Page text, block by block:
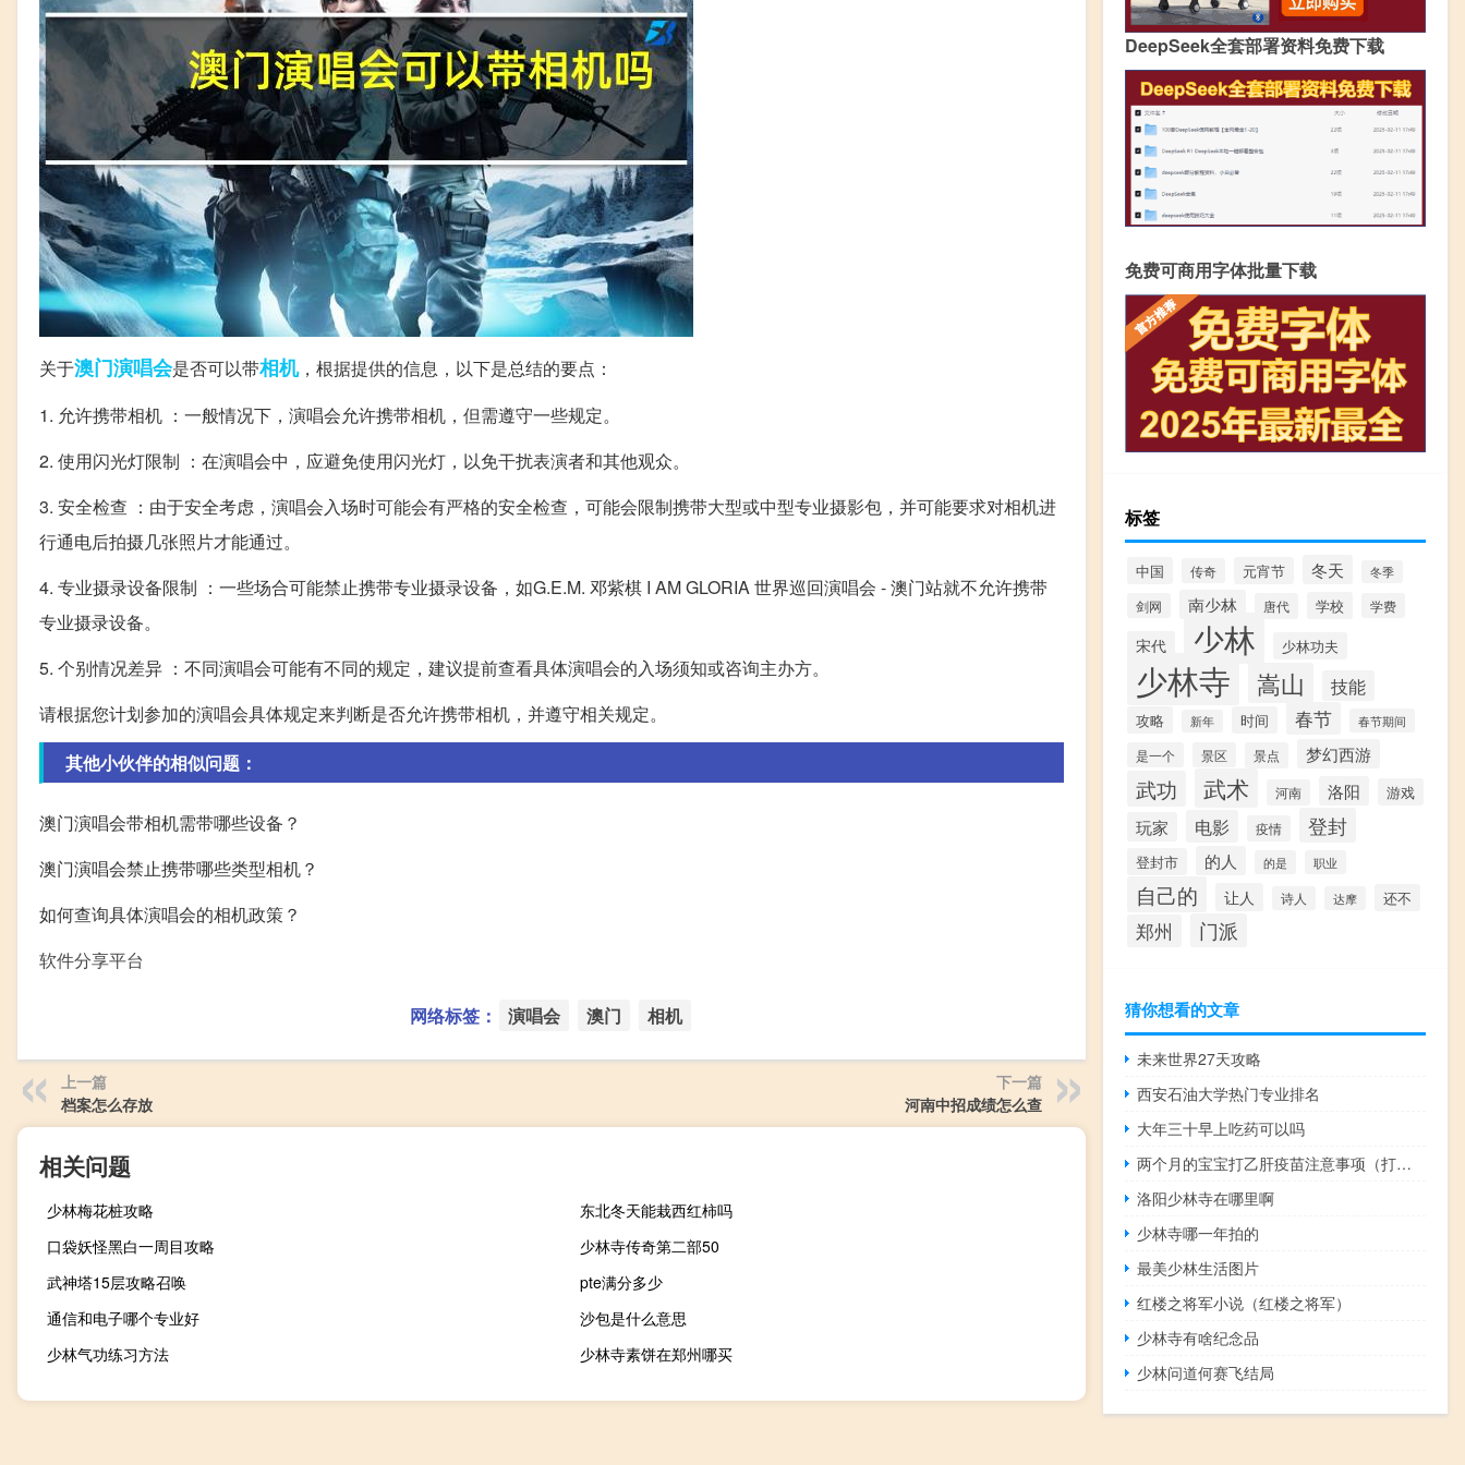
关于澳门演唱会是否可以带相机，根据提供的信息，以下是总结的要点：
1. 允许携带相机 ：一般情况下，演唱会允许携带相机，但需遵守一些规定。
2. 使用闪光灯限制 ：在演唱会中，应避免使用闪光灯，以免干扰表演者和其他观众。
3. 安全检查 ：由于安全考虑，演唱会入场时可能会有严格的安全检查，可能会限制携带大型或中型专业摄影包，并可能要求对相机进
行通电后拍摄几张照片才能通过。
4. 专业摄录设备限制 ：一些场合可能禁止携带专业摄录设备，如G.E.M. 邓紫棋 I AM GLORIA 世界巡回演唱会 - 澳门站就不允许携带
专业摄录设备。
5. 个别情况差异 ：不同演唱会可能有不同的规定，建议提前查看具体演唱会的入场须知或咨询主办方。
请根据您计划参加的演唱会具体规定来判断是否允许携带相机，并遵守相关规定。
其他小伙伴的相似问题：
澳门演唱会带相机需带哪些设备？
澳门演唱会禁止携带哪些类型相机？
如何查询具体演唱会的相机政策？
软件分享平台
网络标签： 演唱会 澳门 相机
上一篇
档案怎么存放
下一篇
河南中招成绩怎么查
相关问题
少林梅花桩攻略
东北冬天能栽西红柿吗
口袋妖怪黑白一周目攻略
少林寺传奇第二部50
武神塔15层攻略召唤
pte满分多少
通信和电子哪个专业好
沙包是什么意思
少林气功练习方法
少林寺素饼在郑州哪买
DeepSeek全套部署资料免费下载
免费可商用字体批量下载
标签
中国 传奇 元宵节 冬天 冬季
剑网 南少林 唐代 学校 学费
宋代 少林 少林功夫
少林寺 嵩山 技能
攻略 新年 时间 春节 春节期间
是一个 景区 景点 梦幻西游
武功 武术 河南 洛阳 游戏
玩家 电影 疫情 登封
登封市 的人 的是 职业
自己的 让人 诗人 达摩 还不
郑州 门派
猜你想看的文章
未来世界27天攻略
西安石油大学热门专业排名
大年三十早上吃药可以吗
两个月的宝宝打乙肝疫苗注意事项（打乙肝疫苗注意事项）
洛阳少林寺在哪里啊
少林寺哪一年拍的
最美少林生活图片
红楼之将军小说（红楼之将军）
少林寺有啥纪念品
少林问道何赛飞结局